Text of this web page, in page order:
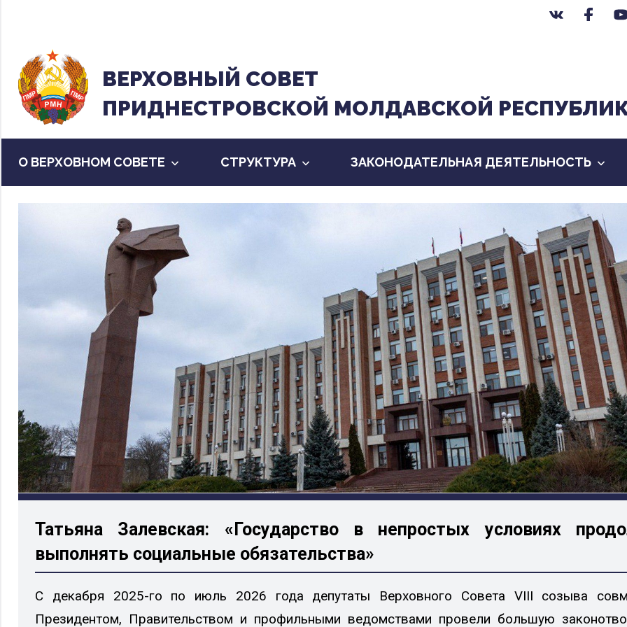
содержанию
ВЕРХОВНЫЙ CОВЕТ
ПРИДНЕСТРОВСКОЙ МОЛДАВСКОЙ
О ВЕРХОВНОМ СОВЕТЕ CТРУКТУРА ЗАКОНОДАТЕЛЬНАЯ ДЕЯТЕЛЬНОСТЬ
Татьяна Залевская: «Государство в непростых условиях
выполнять социальные обязательства»
С декабря 2025-го по июль 2026 года депутаты Верховного Совета VIII созыва
Президентом, Правительством и профильными ведомствами провели большую